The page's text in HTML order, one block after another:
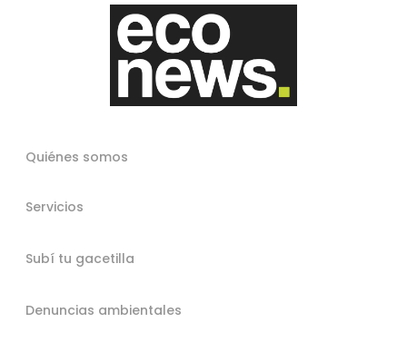
Quiénes somos
Servicios
Subí tu gacetilla
Denuncias ambientales